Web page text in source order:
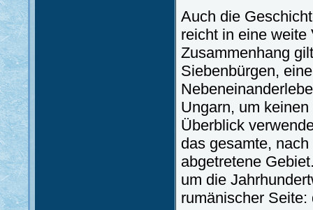
Auch die
reicht in eine weite
Zusammenhang
Siebenbürgen,
Ungarn, um
Überblick
das gesamte,
abgetretene
um die
rumänischer Seite: